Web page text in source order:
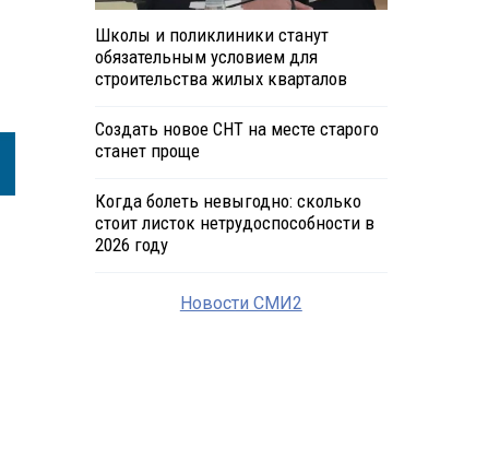
Школы и поликлиники станут
обязательным условием для
строительства жилых кварталов
Создать новое СНТ на месте старого
станет проще
Когда болеть невыгодно: сколько
стоит листок нетрудоспособности в
2026 году
Новости СМИ2